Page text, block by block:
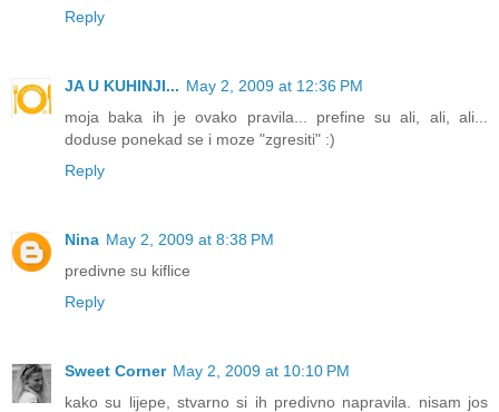
Reply
JA U KUHINJI... May 2, 2009 at 12:36 PM
moja baka ih je ovako pravila... prefine su ali, ali, ali...
doduse ponekad se i moze "zgresiti" :)
Reply
Nina May 2, 2009 at 8:38 PM
predivne su kiflice
Reply
Sweet Corner May 2, 2009 at 10:10 PM
kako su lijepe, stvarno si ih predivno napravila. nisam jos